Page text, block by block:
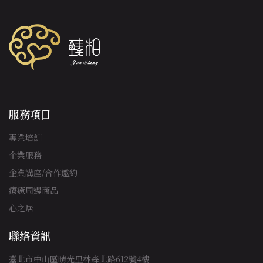
服務項目
專業培訓
企業服務
企業講座/合作邀約
療癒周邊商品
心之居
聯絡資訊
臺北市中山區晴光里林森北路612號4樓